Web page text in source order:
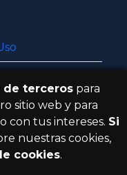
de tercerospara
sitio web y para
con tus intereses. Si
nuestras cookies,
cookies.